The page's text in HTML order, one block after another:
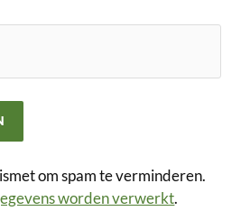
om spam te verminderen.
worden verwerkt.